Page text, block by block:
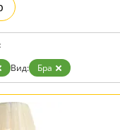
Черные
Вид: Бра